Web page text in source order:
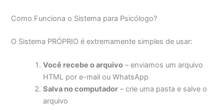
Como Funciona o Sistema para Psicólogo?
O Sistema PRÓPRIO é extremamente simples de usar:
Você recebe o arquivo – enviamos um arquivo
HTML por e-mail ou WhatsApp
Salva no computador – crie uma pasta e salve o
arquivo